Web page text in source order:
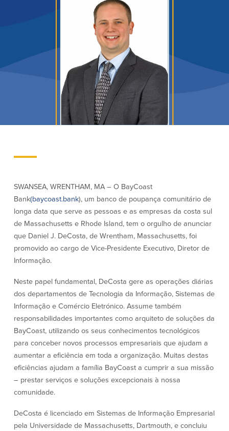
Linha de crédito de capital próprio
Empréstimo HEAT
Empréstimo automóvel BayCoast
Pagamentos de empréstimos online
Recompensas de compras
Apple e Google Pay
Gerenciamento de dinheiro
Faça o seu pedido
Outros serviços
Partners Insurance
Empresas
Conta à ordem
Empresarial
Conta à ordem de Análise
Verificação de ajuste correto
Conta à ordem para Autarquias/Sem
Fins Lucrativos
IOLTA
Poupanças
Crédito
Empréstimo Comercial
Gabinete de Empréstimo Providence
Empréstimos e linhas de crédito
Parcerias de Desenvolvimento de
Negócios
Serviços
Soluções de Gestão de Caixa
iBanking
Reordenar Cheques
SWANSEA, WRENTHAM, MA – O BayCoast
Bank(baycoast.bank), um banco de poupança comunitário de
longa data que serve as pessoas e as empresas da costa sul
de Massachusetts e Rhode Island, tem o orgulho de anunciar
que Daniel J. DeCosta, de Wrentham, Massachusetts, foi
promovido ao cargo de Vice-Presidente Executivo, Diretor de
Informação.
Neste papel fundamental, DeCosta gere as operações diárias
dos departamentos de Tecnologia da Informação, Sistemas de
Informação e Comércio Eletrónico. Assume também
responsabilidades importantes como arquiteto de soluções da
BayCoast, utilizando os seus conhecimentos tecnológicos
para conceber novos processos empresariais que ajudam a
aumentar a eficiência em toda a organização. Muitas destas
eficiências ajudam a família BayCoast a cumprir a sua missão
– prestar serviços e soluções excepcionais à nossa
comunidade.
DeCosta é licenciado em Sistemas de Informação Empresarial
pela Universidade de Massachusetts, Dartmouth, e concluiu